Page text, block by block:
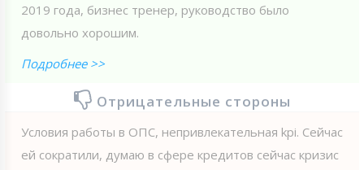
2019 года, бизнес тренер, руководство было
довольно хорошим.
Подробнее >>
Отрицательные стороны
Условия работы в ОПС, непривлекательная kpi. Сейчас
ей сократили, думаю в сфере кредитов сейчас кризис